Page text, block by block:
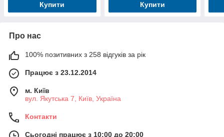
Купити Купити
Про нас
100% позитивних з 258 відгуків за рік
Працює з 23.12.2014
м. Київ
вул. Якутська 7, Київ, Україна
Контакти
Сьогодні працює з 10:00 до 20:00